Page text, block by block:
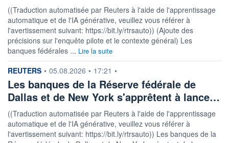
((Traduction automatisée par Reuters à l'aide de l'apprentissage
automatique et de l'IA générative, veuillez vous référer à
l'avertissement suivant: https://bit.ly/rtrsauto)) (Ajoute des
précisions sur l'enquête pilote et le contexte général) Les
banques fédérales ... Lire la suite
information fournie par
REUTERS • 05.08.2026 • 17:21 •
Les banques de la Réserve fédérale de
Dallas et de New York s'apprêtent à lance…
((Traduction automatisée par Reuters à l'aide de l'apprentissage
automatique et de l'IA générative, veuillez vous référer à
l'avertissement suivant: https://bit.ly/rtrsauto)) Les banques de la